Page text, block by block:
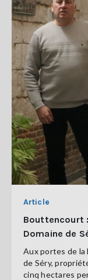
Article
Bouttencourt
Domaine de
Aux portes de la
de Séry,
cinq hectares